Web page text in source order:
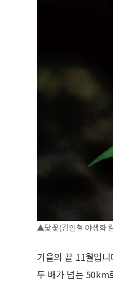
▲닻꽃(김인철 야생화
가을의 끝 11월입
두 배가 넘는 50km